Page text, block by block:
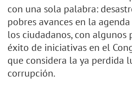
con una sola palabra:
pobres avances en la
los ciudadanos, con algunos
éxito de iniciativas en el
que considera la ya perdida
corrupción.